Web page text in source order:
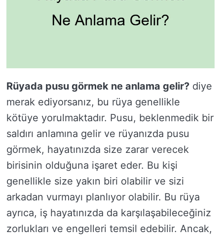
Rüyada pusu görmek ne anlama gelir? diye
merak ediyorsanız, bu rüya genellikle
kötüye yorulmaktadır. Pusu, beklenmedik bir
saldırı anlamına gelir ve rüyanızda pusu
görmek, hayatınızda size zarar verecek
birisinin olduğuna işaret eder. Bu kişi
genellikle size yakın biri olabilir ve sizi
arkadan vurmayı planlıyor olabilir. Bu rüya
ayrıca, iş hayatınızda da karşılaşabileceğiniz
zorlukları ve engelleri temsil edebilir. Ancak,